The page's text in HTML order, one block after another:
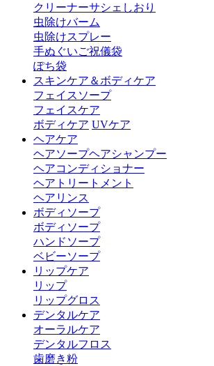
クリーナーサシェ しおり
虫除けバーム
虫除けスプレー
手ぬぐいご祝儀袋
ぽち袋
スキンケア＆ボディケア
フェイスソープ
フェイスケア
ボディケア UVケア
ヘアケア
ヘアソープヘアシャンプー
ヘアコンディショナー
ヘアトリートメント
ヘアリンス
ボディソープ
ボディソープ
ハンドソープ
ベビーソープ
リップケア
リップ
リップグロス
デンタルケア
オーラルケア
デンタルフロス
歯磨き粉